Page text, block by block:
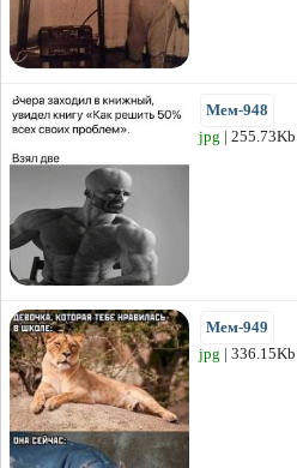
Мем-948
jpg | 255.73Kb
Мем-949
jpg |